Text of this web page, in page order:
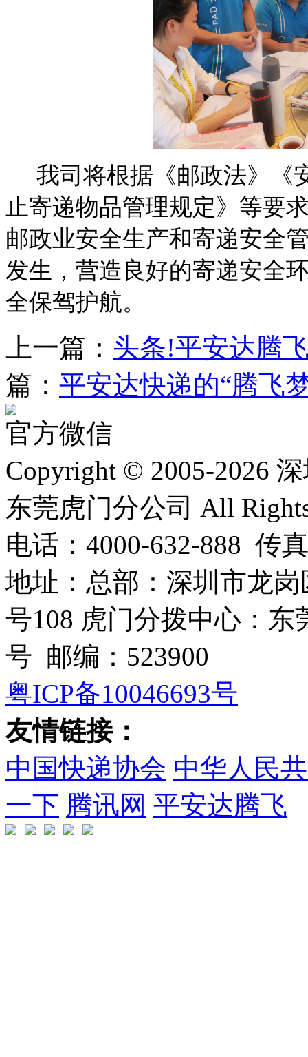
我司将根据《邮政法》《
止寄递物品管理规定》等要
邮政业安全生产和寄递安全
发生，营造良好的寄递安全
全保驾护航。
上一篇： 头条!平安达腾
篇： 平安达快递的“腾飞
官方微信
Copyright © 2005-2026
东莞虎门分公司 All
电话：4000-632-888 传
地址：总部：深圳市龙
号108 虎门分拨中心：
号 邮编：523900
粤ICP备10046693号
友情链接：
中国快递协会 中华人民
一下 腾讯网 平安达腾飞